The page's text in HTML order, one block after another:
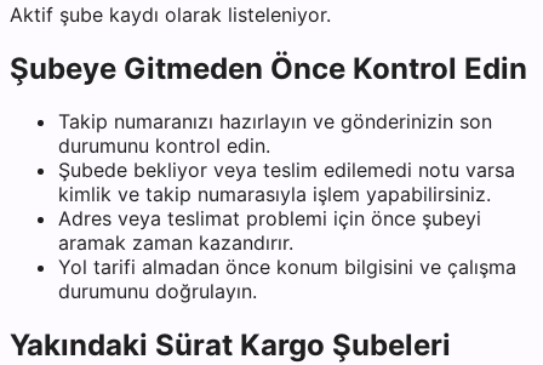
Aktif şube kaydı olarak listeleniyor.
Şubeye Gitmeden Önce Kontrol Edin
Takip numaranızı hazırlayın ve gönderinizin son
durumunu kontrol edin.
Şubede bekliyor veya teslim edilemedi notu varsa
kimlik ve takip numarasıyla işlem yapabilirsiniz.
Adres veya teslimat problemi için önce şubeyi
aramak zaman kazandırır.
Yol tarifi almadan önce konum bilgisini ve çalışma
durumunu doğrulayın.
Yakındaki Sürat Kargo Şubeleri